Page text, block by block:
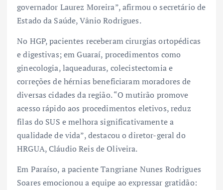
governador Laurez Moreira”, afirmou o secretário de
Estado da Saúde, Vânio Rodrigues.
No HGP, pacientes receberam cirurgias ortopédicas
e digestivas; em Guaraí, procedimentos como
ginecologia, laqueaduras, colecistectomia e
correções de hérnias beneficiaram moradores de
diversas cidades da região. “O mutirão promove
acesso rápido aos procedimentos eletivos, reduz
filas do SUS e melhora significativamente a
qualidade de vida”, destacou o diretor-geral do
HRGUA, Cláudio Reis de Oliveira.
Em Paraíso, a paciente Tangriane Nunes Rodrigues
Soares emocionou a equipe ao expressar gratidão: